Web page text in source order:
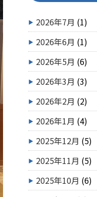
2026年7月 (1)
2026年6月 (1)
2026年5月 (6)
2026年3月 (3)
2026年2月 (2)
2026年1月 (4)
2025年12月 (5)
2025年11月 (5)
2025年10月 (6)